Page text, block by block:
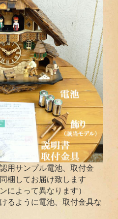
用サンプル電池、取付金
梱してお届け致します
によって異なります）
るように電池、取付金具な